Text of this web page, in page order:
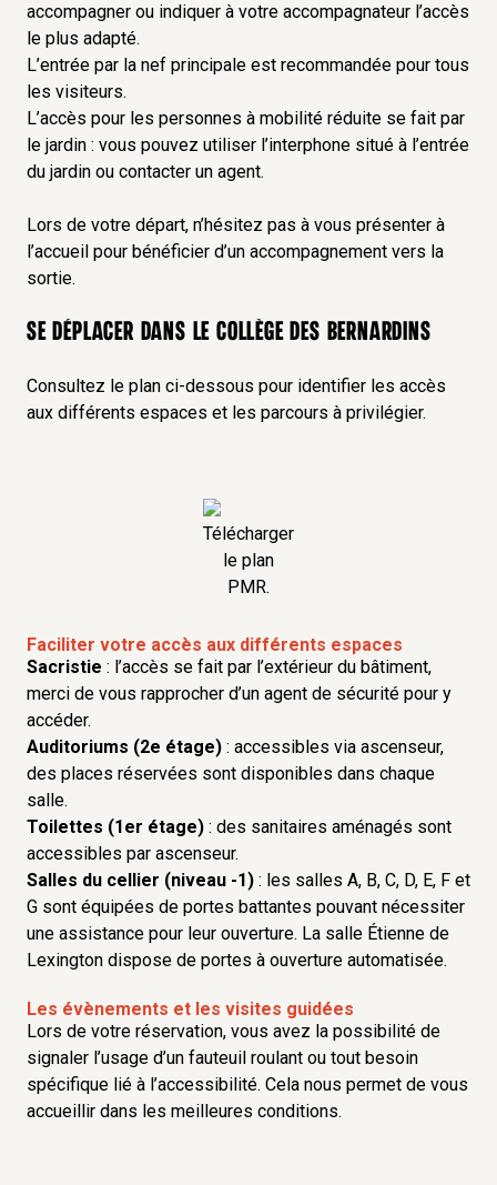
accompagner ou indiquer à votre accompagnateur l’accès
le plus adapté.
L’entrée par la nef principale est recommandée pour tous
les visiteurs.
L’accès pour les personnes à mobilité réduite se fait par
le jardin : vous pouvez utiliser l’interphone situé à l’entrée
du jardin ou contacter un agent.
Lors de votre départ, n’hésitez pas à vous présenter à
l’accueil pour bénéficier d’un accompagnement vers la
sortie.
Se déplacer dans le Collège des Bernardins
Consultez le plan ci-dessous pour identifier les accès
aux différents espaces et les parcours à privilégier.
Télécharger
le plan
PMR.
Faciliter votre accès aux différents espaces
Sacristie : l’accès se fait par l’extérieur du bâtiment,
merci de vous rapprocher d’un agent de sécurité pour y
accéder.
Auditoriums (2e étage) : accessibles via ascenseur,
des places réservées sont disponibles dans chaque
salle.
Toilettes (1er étage) : des sanitaires aménagés sont
accessibles par ascenseur.
Salles du cellier (niveau -1) : les salles A, B, C, D, E, F et
G sont équipées de portes battantes pouvant nécessiter
une assistance pour leur ouverture. La salle Étienne de
Lexington dispose de portes à ouverture automatisée.
Les évènements et les visites guidées
Lors de votre réservation, vous avez la possibilité de
signaler l’usage d’un fauteuil roulant ou tout besoin
spécifique lié à l’accessibilité. Cela nous permet de vous
accueillir dans les meilleures conditions.